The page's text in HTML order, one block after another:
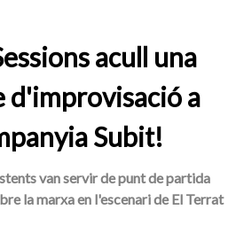
acull una
d'improvisació a
Subit!
van servir de punt de partida
la marxa en l'escenari de El Terrat